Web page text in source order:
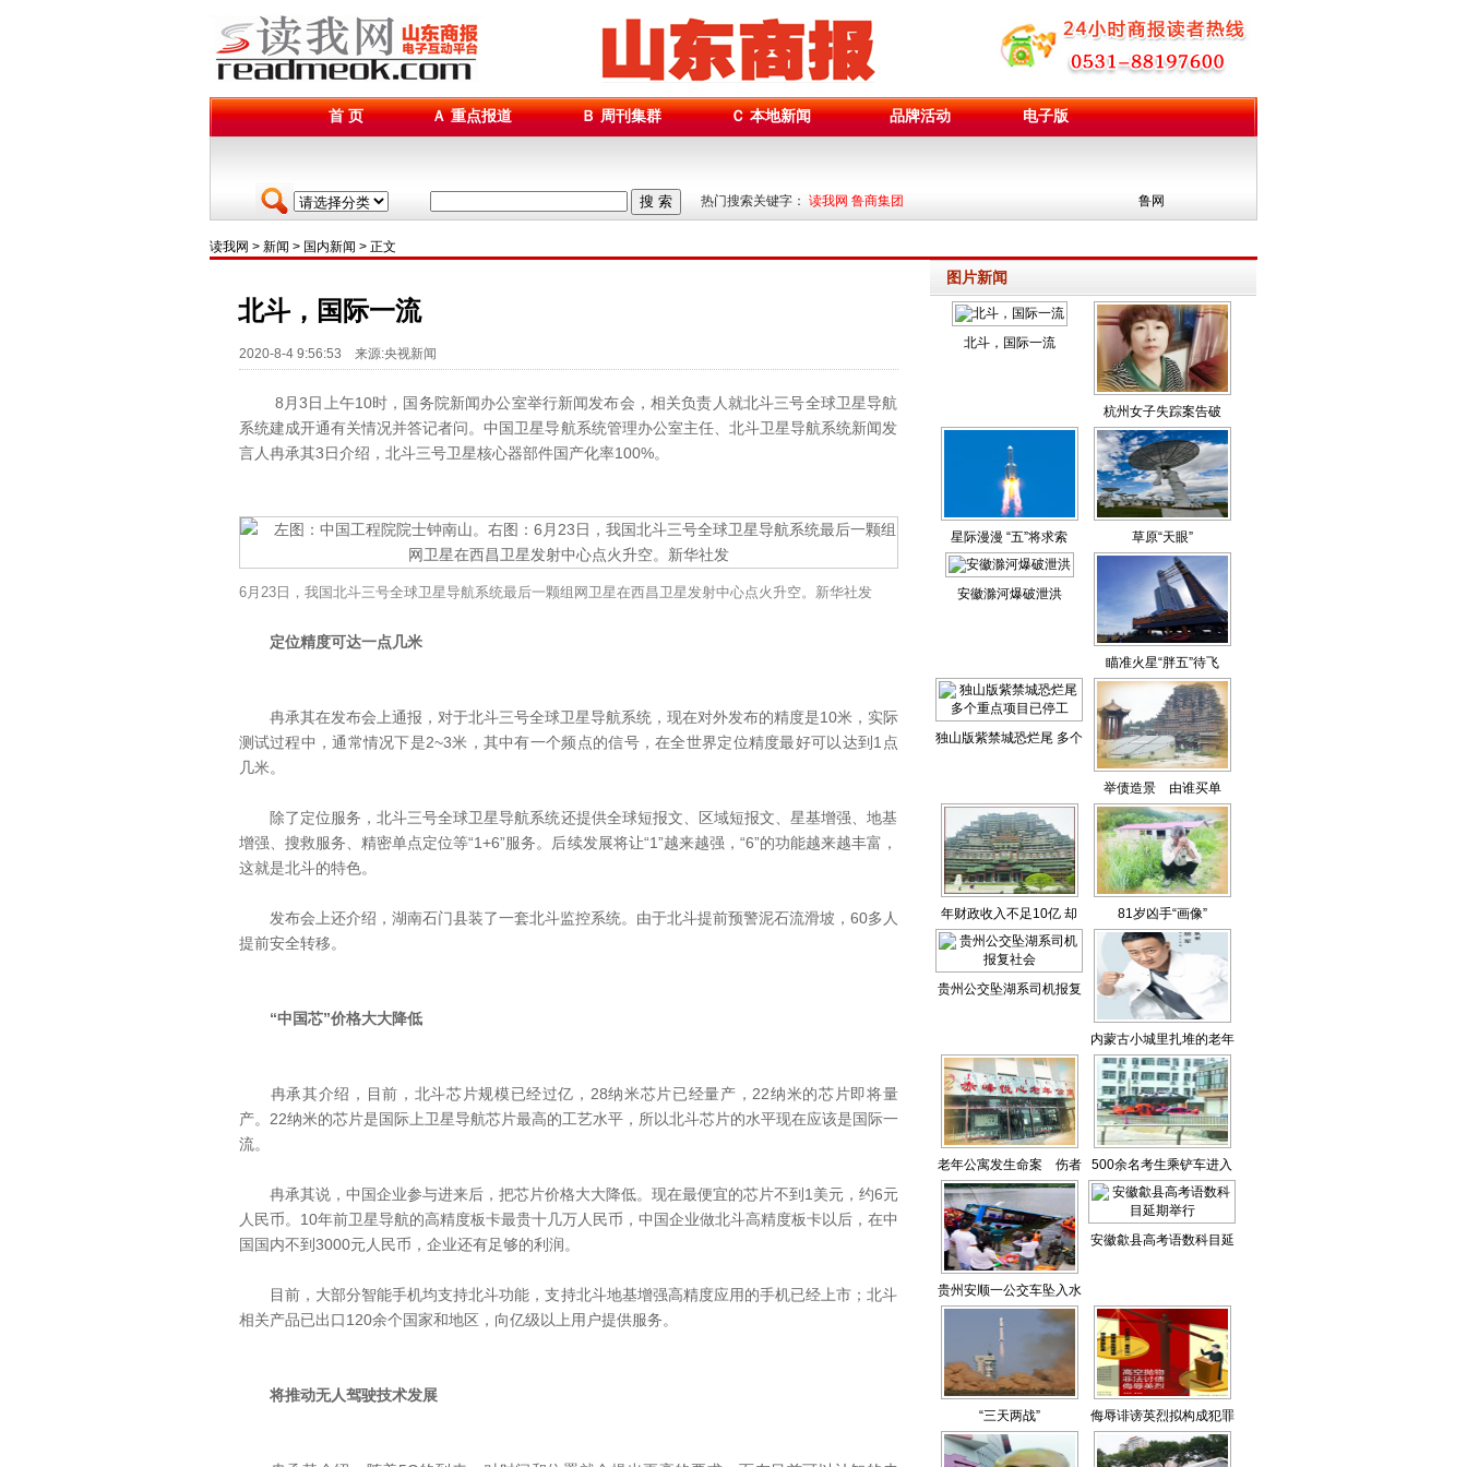
首 页 Ａ 重点报道 Ｂ 周刊集群 Ｃ 本地新闻 品牌活动 电子版
搜 索 热门搜索关键字： 读我网 鲁商集团 鲁网
读我网 > 新闻 > 国内新闻 > 正文
北斗，国际一流
2020-8-4 9:56:53 来源:央视新闻
8月3日上午10时，国务院新闻办公室举行新闻发布会，相关负责人就北斗三号全球卫星导航
系统建成开通有关情况并答记者问。中国卫星导航系统管理办公室主任、北斗卫星导航系统新闻发
言人冉承其3日介绍，北斗三号卫星核心器部件国产化率100%。
6月23日，我国北斗三号全球卫星导航系统最后一颗组网卫星在西昌卫星发射中心点火升空。新华社发
定位精度可达一点几米
冉承其在发布会上通报，对于北斗三号全球卫星导航系统，现在对外发布的精度是10米，实际
测试过程中，通常情况下是2~3米，其中有一个频点的信号，在全世界定位精度最好可以达到1点
几米。
除了定位服务，北斗三号全球卫星导航系统还提供全球短报文、区域短报文、星基增强、地基
增强、搜救服务、精密单点定位等“1+6”服务。后续发展将让“1”越来越强，“6”的功能越来越丰富，
这就是北斗的特色。
发布会上还介绍，湖南石门县装了一套北斗监控系统。由于北斗提前预警泥石流滑坡，60多人
提前安全转移。
“中国芯”价格大大降低
冉承其介绍，目前，北斗芯片规模已经过亿，28纳米芯片已经量产，22纳米的芯片即将量
产。22纳米的芯片是国际上卫星导航芯片最高的工艺水平，所以北斗芯片的水平现在应该是国际一
流。
冉承其说，中国企业参与进来后，把芯片价格大大降低。现在最便宜的芯片不到1美元，约6元
人民币。10年前卫星导航的高精度板卡最贵十几万人民币，中国企业做北斗高精度板卡以后，在中
国国内不到3000元人民币，企业还有足够的利润。
目前，大部分智能手机均支持北斗功能，支持北斗地基增强高精度应用的手机已经上市；北斗
相关产品已出口120余个国家和地区，向亿级以上用户提供服务。
将推动无人驾驶技术发展
图片新闻
北斗，国际一流
杭州女子失踪案告破
星际漫漫 “五”将求索 草原“天眼”
安徽滁河爆破泄洪
瞄准火星“胖五”待飞
独山版紫禁城恐烂尾 多个
举债造景 由谁买单
年财政收入不足10亿 却
举债400亿造景？
81岁凶手“画像”
贵州公交坠湖系司机报复
内蒙古小城里扎堆的老年
公寓
老年公寓发生命案 伤者
称不认识凶手
500余名考生乘铲车进入
考场
贵州安顺一公交车坠入水
库
安徽歙县高考语数科目延
“三天两战” 侮辱诽谤英烈拟构成犯罪